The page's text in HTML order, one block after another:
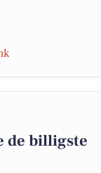
de billigste